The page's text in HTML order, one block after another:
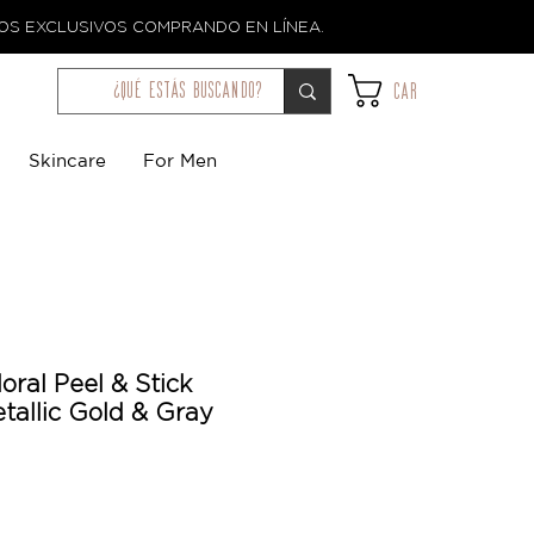
EXCLUSIVOS COMPRANDO EN LÍNEA.
¿qué estás buscando? Car
Skincare For Men
Peel & Stick
Gold & Gray